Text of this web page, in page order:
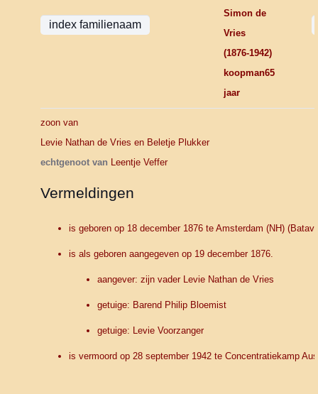
Simon de
Vries
(1876-1942)
koopman65
jaar
zoon van
Levie Nathan de Vries en Beletje Plukker
echtgenoot van Leentje Veffer
Vermeldingen
is geboren op 18 december 1876 te Amsterdam (NH)
is als geboren aangegeven op 19 december 1876.
aangever: zijn vader Levie Nathan de Vries
getuige: Barend Philip Bloemist
getuige: Levie Voorzanger
is vermoord op 28 september 1942 te Concentratiekamp